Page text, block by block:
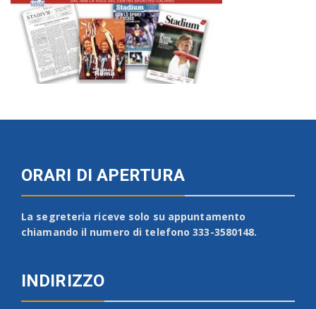
ORARI DI APERTURA
La segreteria riceve solo su appuntamento
chiamando il numero di telefono 333-3580148.
INDIRIZZO